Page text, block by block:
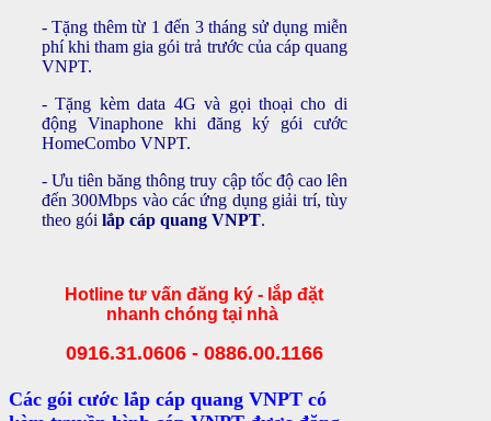
- Tặng thêm từ 1 đến 3 tháng sử dụng miễn
phí khi tham gia gói trả trước của cáp quang
VNPT.
- Tặng kèm data 4G và gọi thoại cho di
động Vinaphone khi đăng ký gói cước
HomeCombo VNPT.
- Ưu tiên băng thông truy cập tốc độ cao lên
đến 300Mbps vào các ứng dụng giải trí, tùy
theo gói lắp cáp quang VNPT.
Hotline tư vấn đăng ký - lắp đặt
nhanh chóng tại nhà
0916.31.0606 - 0886.00.1166
Các gói cước lắp cáp quang VNPT có